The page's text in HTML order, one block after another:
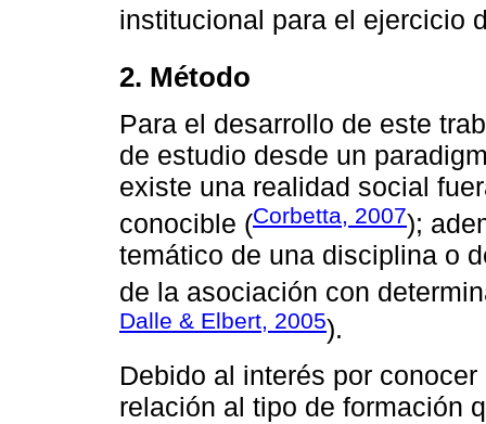
institucional para el ejercicio
2. Método
Para el desarrollo de este
de estudio desde un
existe una realidad social
conocible (Corbetta, 2007);
temático de una disciplina o
de la asociación con
Dalle & Elbert, 2005).
Debido al interés por
relación al tipo de formación